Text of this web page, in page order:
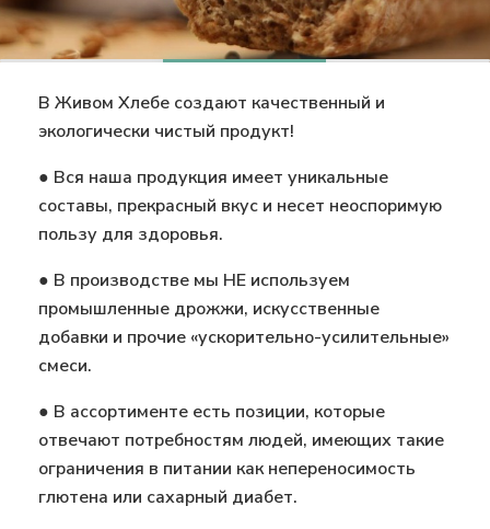
В Живом Хлебе создают качественный и
экологически чистый продукт!
● Вся наша продукция имеет уникальные
составы, прекрасный вкус и несет неоспоримую
пользу для здоровья.
● В производстве мы НЕ используем
промышленные дрожжи, искусственные
добавки и прочие «ускорительно-усилительные»
смеси.
● В ассортименте есть позиции, которые
отвечают потребностям людей, имеющих такие
ограничения в питании как непереносимость
глютена или сахарный диабет.